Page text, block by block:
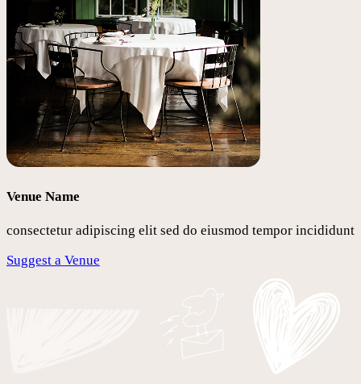
Venue Name
consectetur adipiscing elit sed do eiusmod tempor incididunt
Suggest a Venue